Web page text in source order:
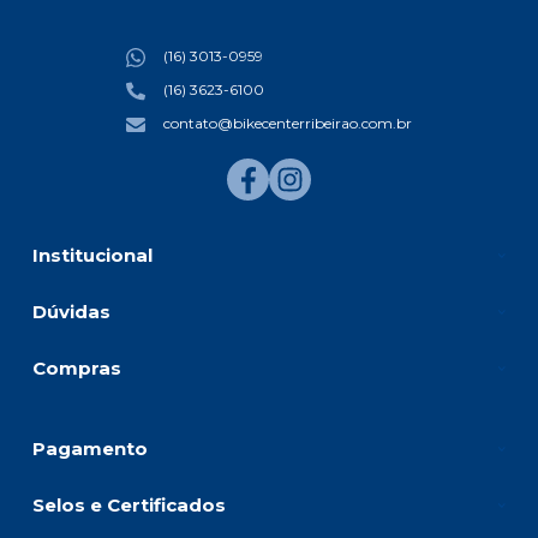
Institucional
Dúvidas
Compras
(16) 3013-0959
(16) 3623-6100
contato@bikecenterribeirao.com.br
Pagamento
Selos e Certificados